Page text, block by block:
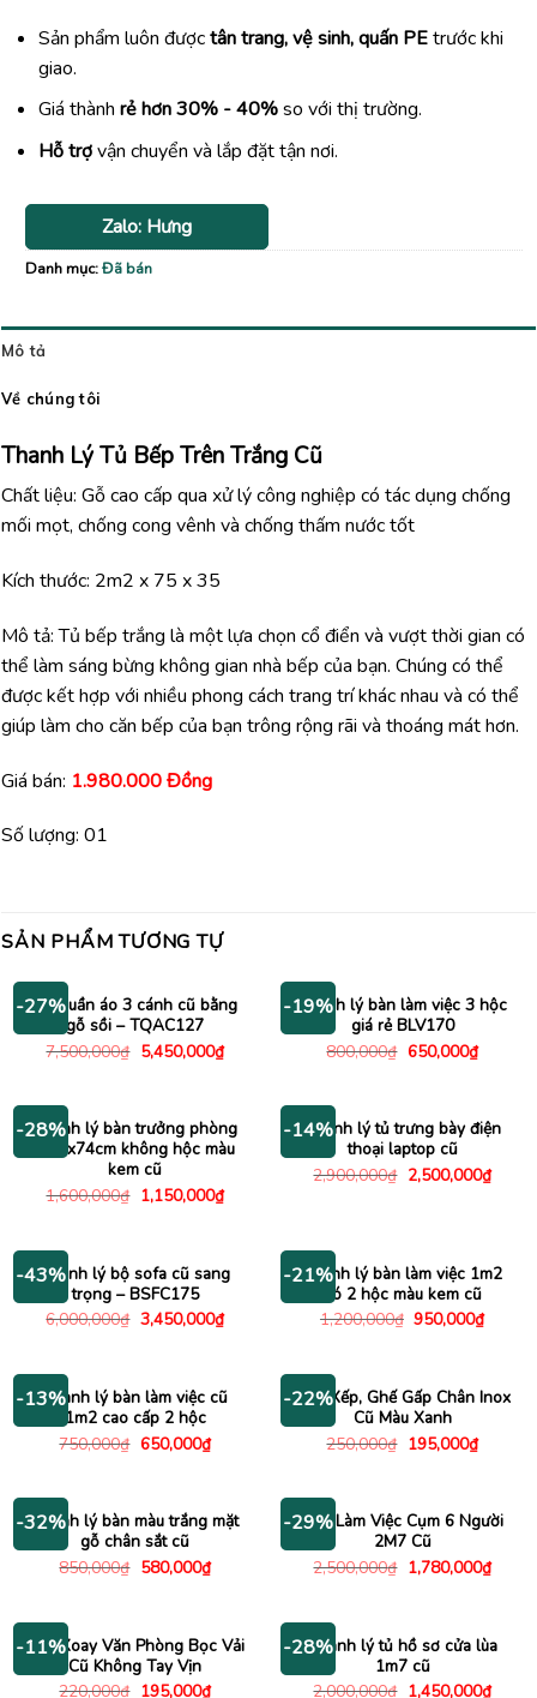
Sản phẩm luôn đượctân trang, vệ sinh, quấn PEtrước khi
giao.
Giá thành rẻ hơn 30% - 40%so với thị trường.
Hỗ trợvận chuyển và lắp đặt tận nơi.
Zalo: Hưng
Danh mục:Đã bán
Mô tả
Về chúng tôi
Thanh Lý Tủ Bếp Trên Trắng Cũ
Chất liệu: Gỗ cao cấp qua xử lý công nghiệp có tác dụng chống
mối mọt, chống cong vênh và chống thấm nước tốt
Kích thước: 2m2 x 75 x 35
Mô tả: Tủ bếp trắng là một lựa chọn cổ điển và vượt thời gian có
thể làm sáng bừng không gian nhà bếp của bạn. Chúng có thể
được kết hợp với nhiều phong cách trang trí khác nhau và có thể
giúp làm cho căn bếp của bạn trông rộng rãi và thoáng mát hơn.
Giá bán: 1.980.000 Đồng
Số lượng: 01
SẢN PHẨM TƯƠNG TỰ
-27%
Tủ quần áo 3 cánh cũ bằng
gỗ sồi – TQAC127
7,500,000₫ Giá
gốc
5,450,000₫Giá
hiện
5,450,000₫.
-19%
Thanh lý bàn làm việc 3 hộc
giá rẻ BLV170
800,000₫ Giá
650,000₫Giá
hiện
-28%
Thanh lý bàn trưởng phòng
1m6x74cm không hộc màu
kem cũ
1,600,000₫ Giá
gốc
1,150,000₫Giá
hiện
1,150,000₫.
-14%
Thanh lý tủ trưng bày điện
thoại laptop cũ
2,900,000₫ Giá
gốc
2,500,000₫Giá
hiện
-43%Thanh lý bộ sofa cũ sang
trọng – BSFC175
6,000,000₫ Giá
gốc
3,450,000₫Giá
hiện
3,450,000₫.
-21%
Thanh lý bàn làm việc 1m2
có 2 hộc màu kem cũ
1,200,000₫ Giá
950,000₫Giá
hiện
-13%Thanh lý bàn làm việc cũ
1m2 cao cấp 2 hộc
750,000₫ Giá
650,000₫Giá
hiện
650,000₫.
-22%
Ghế Xếp, Ghế Gấp Chân Inox
Cũ Màu Xanh
250,000₫ Giá
195,000₫Giá
hiện
-32%
Thanh lý bàn màu trắng mặt
gỗ chân sắt cũ
850,000₫ Giá
580,000₫Giá
hiện
580,000₫.
-29%
Bàn Làm Việc Cụm 6 Người
2M7 Cũ
2,500,000₫ Giá
gốc
1,780,000₫Giá
hiện
-11%
Ghế Xoay Văn Phòng Bọc Vải
Cũ Không Tay Vịn
220,000₫ Giá
195,000₫Giá
-28%Thanh lý tủ hồ sơ cửa lùa
1m7 cũ
2,000,000₫ Giá
1,450,000₫Giá